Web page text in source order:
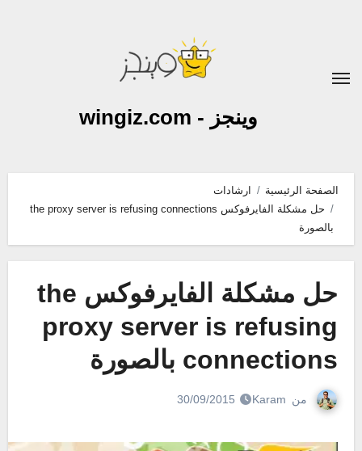
وينجز - wingiz.com
الصفحة الرئيسية
ارشادات
حل مشكلة الفايرفوكس the proxy server is refusing connections
بالصورة
حل مشكلة الفايرفوكس the
proxy server is refusing
connections بالصورة
من Karam
30/09/2015